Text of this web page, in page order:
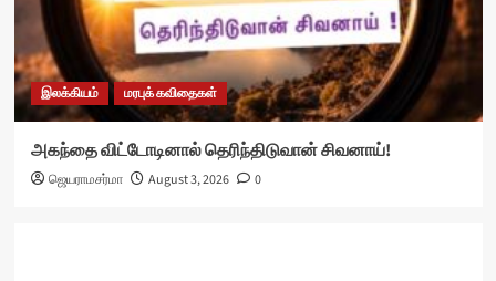
இலக்கியம் மரபுக் கவிதைகள்
அகந்தை விட்டோடினால் தெரிந்திடுவான் சிவனாய்!
ஜெயராமசர்மா August 3, 2026 0